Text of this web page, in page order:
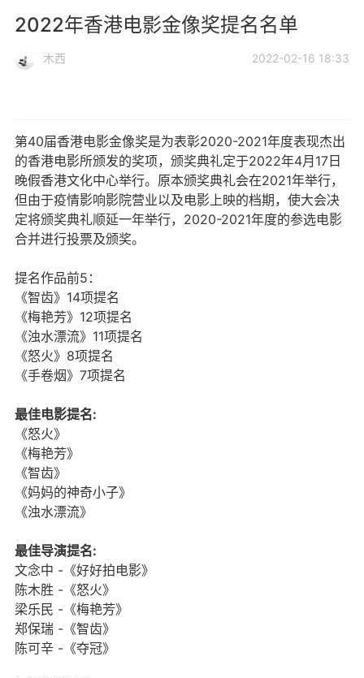
2022年香港电影金像奖提名名单
木西 2022-02-16 18:33
第40届香港电影金像奖是为表彰2020-2021年度表现杰出
的香港电影所颁发的奖项，颁奖典礼定于2022年4月17日
晚假香港文化中心举行。原本颁奖典礼会在2021年举行，
但由于疫情影响影院营业以及电影上映的档期，使大会决
定将颁奖典礼顺延一年举行，2020-2021年度的参选电影
合并进行投票及颁奖。
提名作品前5：
《智齿》14项提名
《梅艳芳》12项提名
《浊水漂流》11项提名
《怒火》8项提名
《手卷烟》7项提名
最佳电影提名:
《怒火》
《梅艳芳》
《智齿》
《妈妈的神奇小子》
《浊水漂流》
最佳导演提名:
文念中 -《好好拍电影》
陈木胜 -《怒火》
梁乐民 -《梅艳芳》
郑保瑞 -《智齿》
陈可辛 -《夺冠》